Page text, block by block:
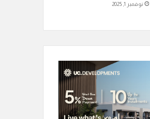
نوفمبر 1, 2025